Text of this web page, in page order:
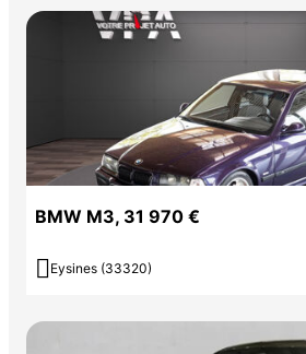
Nous proposons également des solutions
Une recherche personnalisée est
modèle spécifique.
BMW M3, 31 970 €
 Eysines (33320)